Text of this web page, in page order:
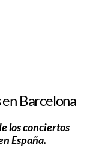
Barcelona
los conciertos
España.